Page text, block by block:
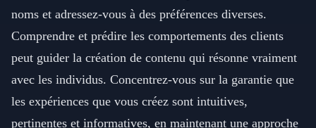
noms et adressez-vous à des préférences diverses.
Comprendre et prédire les comportements des clients
peut guider la création de contenu qui résonne vraiment
avec les individus. Concentrez-vous sur la garantie que
les expériences que vous créez sont intuitives,
pertinentes et informatives, en maintenant une approche